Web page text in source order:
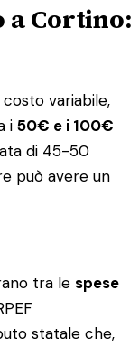
a Cortino:
variabile,
i 50€ e i 100€
di 45-50
può avere un
tra le spese
statale che,